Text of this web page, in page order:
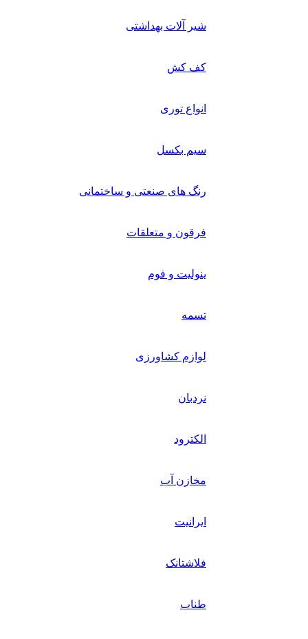
شیر آلات بهداشتی
کف کش
انواع توری
سیم بکسل
رنگ های صنعتی و ساختمانی
فرقون و متعلقات
ینولیت و فوم
تسمه
لوازم کشاورزی
نردبان
الکترود
مخازن آب
ایرانیت
فلاشتانک
طناب